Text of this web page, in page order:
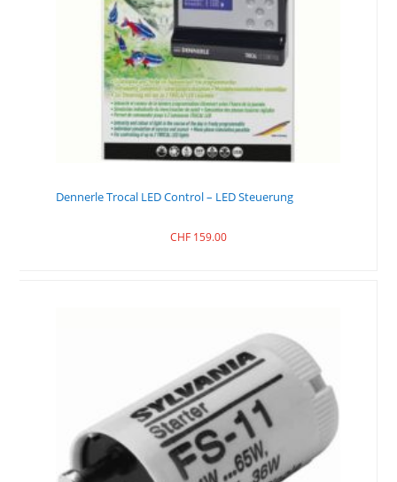
Dennerle Trocal LED Control – LED Steuerung
CHF159.00